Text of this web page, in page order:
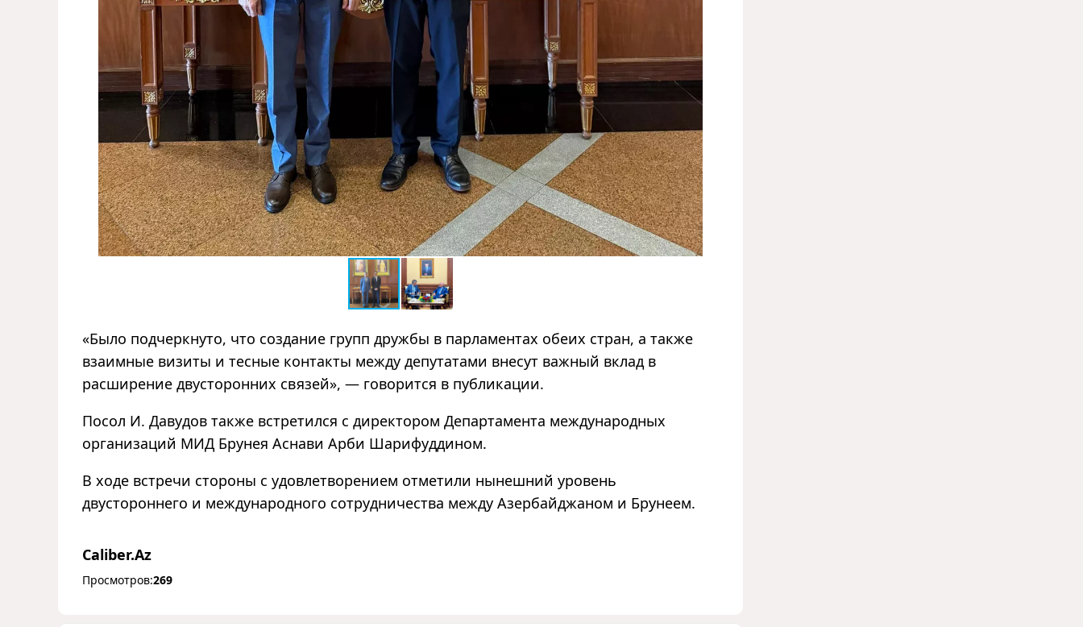
«Было подчеркнуто, что создание групп дружбы в парламентах обеих стран, а также
взаимные визиты и тесные контакты между депутатами внесут важный вклад в
расширение двусторонних связей», — говорится в публикации.
Посол И. Давудов также встретился с директором Департамента международных
организаций МИД Брунея Аснави Арби Шарифуддином.
В ходе встречи стороны с удовлетворением отметили нынешний уровень
двустороннего и международного сотрудничества между Азербайджаном и Брунеем.
Caliber.Az
Просмотров:269